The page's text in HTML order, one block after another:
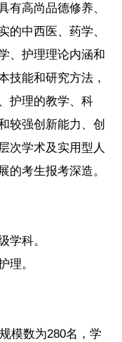
有高尚品德修养、
的中西医、药学、
、护理理论内涵和
技能和研究方法，
护理的教学、科
较强创新能力、创
次学术及实用型人
的考生报考深造。
科。
。
模数为280名，学